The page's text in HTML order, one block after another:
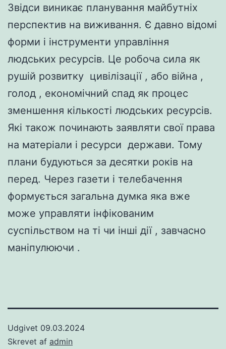
Звідси виникає планування майбутніх
перспектив на виживання. Є давно відомі
форми і інструменти управління
людських ресурсів. Це робоча сила як
рушій розвитку цивілізації , або війна ,
голод , економічний спад як процес
зменшення кількості людських ресурсів.
Які також починають заявляти свої права
на матеріали і ресурси держави. Тому
плани будуються за десятки років на
перед. Через газети і телебачення
формується загальна думка яка вже
може управляти інфікованим
суспільством на ті чи інші дії , завчасно
маніпулюючи .
Udgivet 09.03.2024
Skrevet af admin